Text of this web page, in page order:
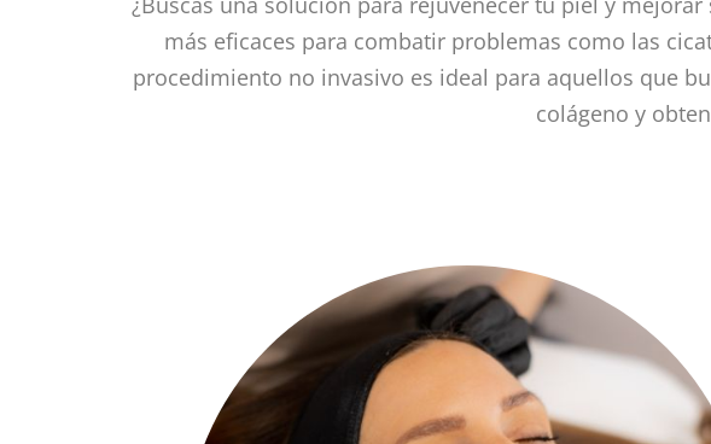
más eficaces para combatir problemas como las
procedimiento no invasivo es ideal para aquellos que
colágeno y